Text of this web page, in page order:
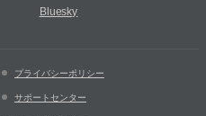
Bluesky
プライバシーポリシー
サポートセンター